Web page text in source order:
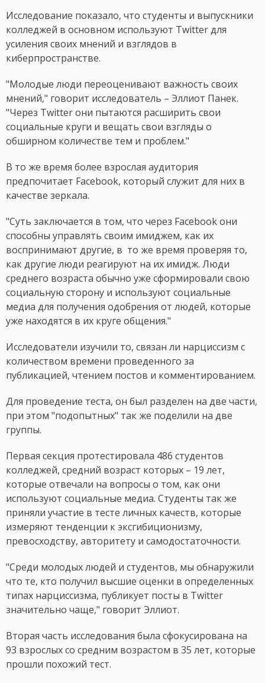
Исследование показало, что студенты и выпускники
колледжей в основном используют Twitter для
усиления своих мнений и взглядов в
киберпространстве.
"Молодые люди переоценивают важность своих
мнений," говорит исследователь – Эллиот Панек.
"Через Twitter они пытаются расширить свои
социальные круги и вещать свои взгляды о
обширном количестве тем и проблем."
В то же время более взрослая аудитория
предпочитает Facebook, который служит для них в
качестве зеркала.
"Суть заключается в том, что через Facebook они
способны управлять своим имиджем, как их
воспринимают другие, в то же время проверяя то,
как другие люди реагируют на их имидж. Люди
среднего возраста обычно уже сформировали свою
социальную сторону и используют социальные
медиа для получения одобрения от людей, которые
уже находятся в их круге общения."
Исследователи изучили то, связан ли нарциссизм с
количеством времени проведенного за
публикацией, чтением постов и комментированием.
Для проведение теста, он был разделен на две части,
при этом "подопытных" так же поделили на две
группы.
Первая секция протестировала 486 студентов
колледжей, средний возраст которых – 19 лет,
которые отвечали на вопросы о том, как они
используют социальные медиа. Студенты так же
приняли участие в тесте личных качеств, которые
измеряют тенденции к эксгибиционизму,
превосходству, авторитету и самодостаточности.
"Среди молодых людей и студентов, мы обнаружили
что те, кто получил высшие оценки в определенных
типах нарциссизма, публикует посты в Twitter
значительно чаще," говорит Эллиот.
Вторая часть исследования была сфокусирована на
93 взрослых со средним возрастом в 35 лет, которые
прошли похожий тест.